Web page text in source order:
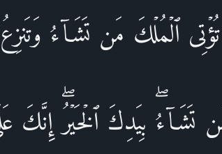
ٱلۡمُلۡكَ مَن تَشَاۤءُ
تَشَاۤءُۖ بِیَدِكَ ٱلۡخَیۡرُۖ إِنَّكَ